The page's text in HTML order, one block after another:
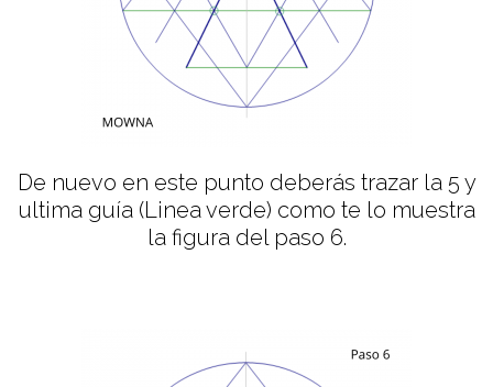
De nuevo en este punto deberás trazar la 5 y
ultima guía (Linea verde) como te lo muestra
la figura del paso 6.